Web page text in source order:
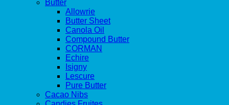
Butter
Allowrie
Butter Sheet
Canola Oil
Compound Butter
CORMAN
Echire
Isigny
Lescure
Pure Butter
Cacao Nibs